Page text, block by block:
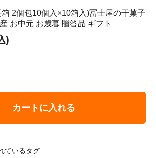
2個包10個入×10箱入)冨士屋の干菓子
お中元 お歳暮 贈答品 ギフト
)
カートに入れる
ているタグ